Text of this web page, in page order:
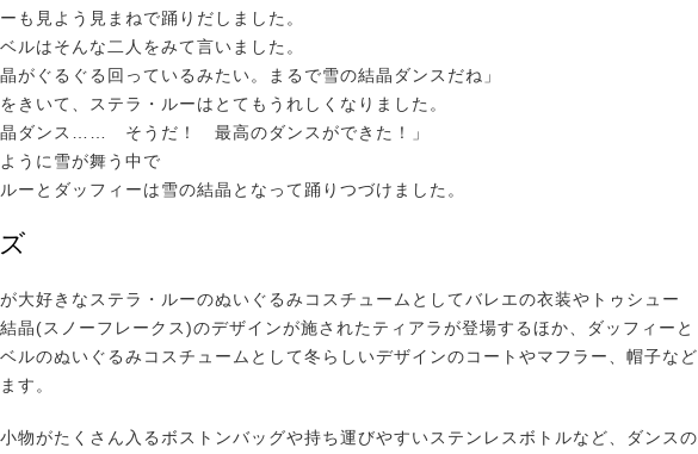
も見よう見まねで踊りだしました。
ルはそんな二人をみて言いました。
晶がぐるぐる回っているみたい。まるで雪の結晶ダンスだね」
きいて、ステラ・ルーはとてもうれしくなりました。
晶ダンス…… そうだ！ 最高のダンスができた！」
うに雪が舞う中で
ーとダッフィーは雪の結晶となって踊りつづけました。
大好きなステラ・ルーのぬいぐるみコスチュームとしてバレエの衣装やトゥシュー
晶(スノーフレークス)のデザインが施されたティアラが登場するほか、ダッフィーと
ルのぬいぐるみコスチュームとして冬らしいデザインのコートやマフラー、帽子など
す。
物がたくさん入るボストンバッグや持ち運びやすいステンレスボトルなど、ダンスの